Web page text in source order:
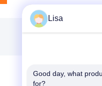
Lisa
Good day, what
for?